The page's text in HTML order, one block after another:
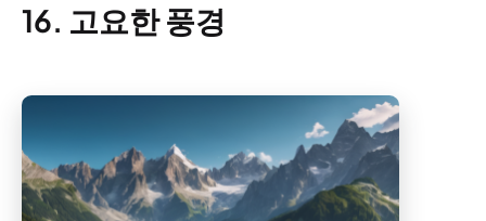
16. 고요한 풍경